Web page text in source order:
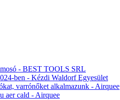
- BEST TOOLS SRL
ben - Kézdi Waldorf Egyesület
varrónőket alkalmazunk - Airquee
aer cald - Airquee